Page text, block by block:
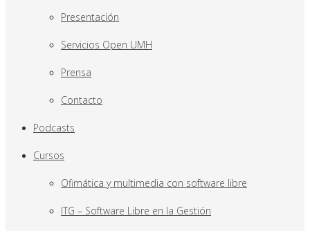
Presentación
Servicios Open UMH
Prensa
Contacto
Podcasts
Cursos
Ofimática y multimedia con software libre
ITG – Software Libre en la Gestión